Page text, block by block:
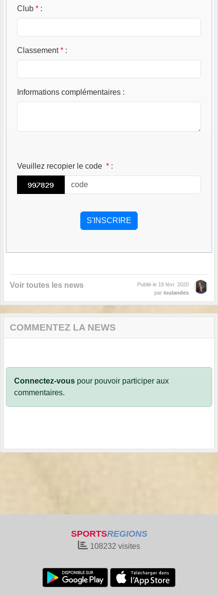
Club * :
Classement* :
Informations complémentaires :
Veuillez recopier le code * :
Voir toutes les news Publié le 18 févr. 2020
par loulandes
COMMENTEZ LA NEWS
Connectez-vous pour pouvoir participer aux
commentaires.
SPORTSREGIONS
108232 visites